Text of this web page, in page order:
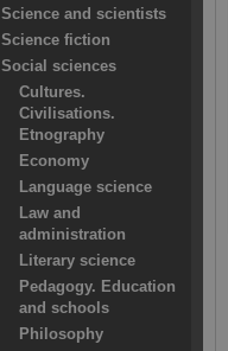
Science and scientists
Science fiction
Social sciences
Cultures.
Civilisations.
Etnography
Economy
Language science
Law and
administration
Literary science
Pedagogy. Education
and schools
Philosophy